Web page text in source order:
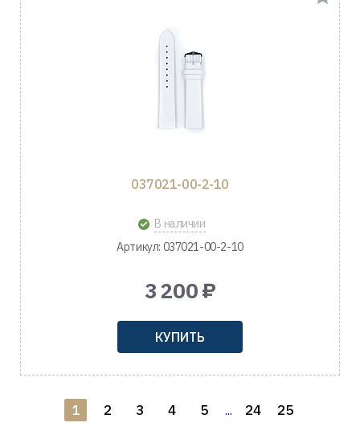
037021-00-2-10
В наличии
Артикул: 037021-00-2-10
3 200 ₽
КУПИТЬ
1 2 3 4 5 ... 24 25